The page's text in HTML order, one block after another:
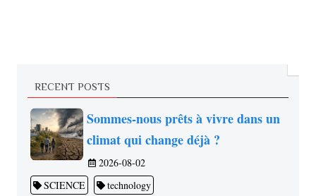
RECENT POSTS
Sommes-nous prêts à vivre dans un
climat qui change déjà ?
2026-08-02
SCIENCE
technology